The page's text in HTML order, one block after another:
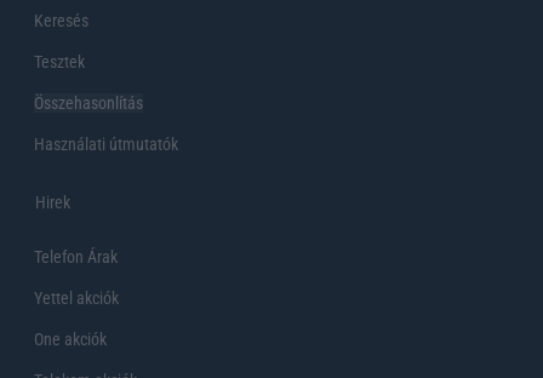
Keresés
Tesztek
Összehasonlítás
Használati útmutatók
Hirek
Telefon Árak
Yettel akciók
One akciók